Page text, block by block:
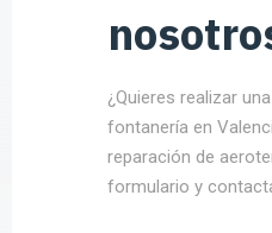
¿Quieres realizar
fontanería en
reparación de
formulario y